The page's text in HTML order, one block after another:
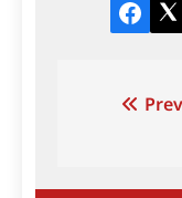
Post